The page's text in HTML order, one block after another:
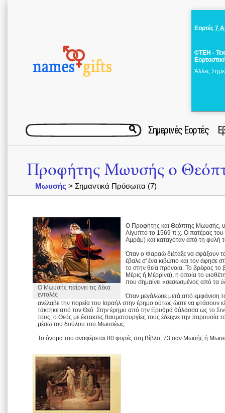
Εορτές 7
©ΤΕΗ -
Άλλες
Σημερινές Εορτές
Προφήτης Μωυσής ο
Μωυσής > Σημαντικά Πρόσωπα (7)
Ο Μωυσής παίρνει τις δέκα
εντολές
Ο Προφήτης και Θεόπτης Μωυσής,
Αίγυπτο το 1569 π.χ. Ο πατέρας
Αμράμ) και καταγόταν από τη φυλή
Όταν ο Φαραώ διέταξε να σφάξουν
έβαλε σ' ένα κιβώτιο και τον άφησε
το στην θεία πρόνοια. Το βρέφος
Mέρις ή Mέρρινα), η οποία το
που σημαίνει «σεσωσμένος από τα
Όταν μεγάλωσε μετά από εμφάνιση
ανέλαβε την πορεία του Ισραήλ στην έρημο ούτως ώστε να φτάσουν
τάκτηκε από τον Θεό. Στην έρημο από την Ερυθρά θάλασσα ως το
τους, ο Θεός με έκτακτες θαυματουργίες τους έδειχνε την παρουσία
μέσω του δούλου του Μωυσέως.
Το όνομα του αναφέρεται 80 φορές στη Βίβλο, 73 σαν Μωσής ή